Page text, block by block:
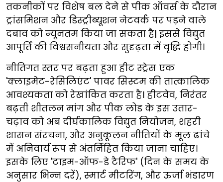
तकनीकों पर विशेष बल देने से पीक ऑवर्स के दौरान
ट्रांसमिशन और डिस्ट्रीब्यूशन नेटवर्क पर पड़ने वाले
दबाव को न्यूनतम किया जा सकता है| इससे विद्युत
आपूर्ति की विश्वसनीयता और सुदृढ़ता में वृद्धि होगी।
नीतिगत स्तर पर बढ़ता हुआ हीट स्ट्रेस एक
'क्लाइमेट-रेसिलिएंट' पावर सिस्टम की तात्कालिक
आवश्यकता को रेखांकित करता है। हीटवेव, निरंतर
बढ़ती शीतलन मांग और पीक लोड के इस उतार-
चढ़ाव को अब दीर्घकालिक विद्युत नियोजन, शहरी
शासन संरचना, और अनुकूलन नीतियों के मूल ढांचे
में अनिवार्य रूप से अंतर्निहित किया जाना चाहिए।
इसके लिए 'टाइम-ऑफ-डे टैरिफ' (दिन के समय के
अनुसार भिन्न दरें), स्मार्ट मीटरिंग, और ऊर्जा भंडारण